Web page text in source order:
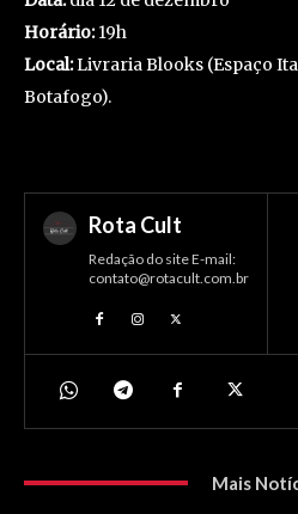
Horário:19h
Local:Livraria Blooks (Espaço
Botafogo).
Rota Cult
Redação do site E-mail:
contato@rotacult.com.br
Mais